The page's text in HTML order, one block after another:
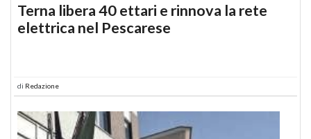
Terna libera 40 ettari e rinnova la rete
elettrica nel Pescarese
di Redazione